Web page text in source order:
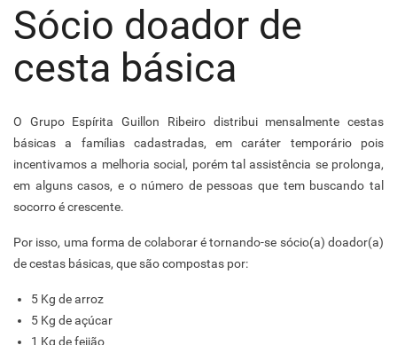
Sócio doador de
cesta básica
O Grupo Espírita Guillon Ribeiro distribui mensalmente cestas
básicas a famílias cadastradas, em caráter temporário pois
incentivamos a melhoria social, porém tal assistência se prolonga,
em alguns casos, e o número de pessoas que tem buscando tal
socorro é crescente.
Por isso, uma forma de colaborar é tornando-se sócio(a) doador(a)
de cestas básicas, que são compostas por:
5 Kg de arroz
5 Kg de açúcar
1 Kg de feijão